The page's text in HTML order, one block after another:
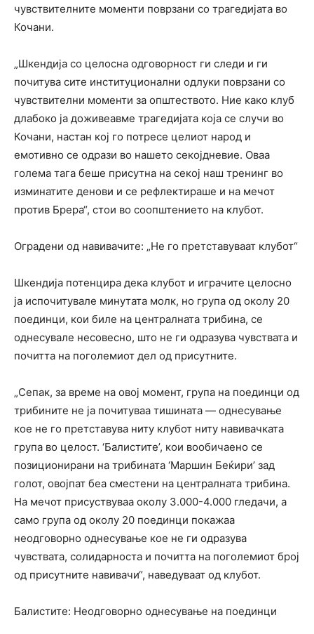
чувствителните моменти поврзани со трагедијата во
Кочани.
„Шкендија со целосна одговорност ги следи и ги
почитува сите институционални одлуки поврзани со
чувствителни моменти за општеството. Ние како клуб
длабоко ја доживеавме трагедијата која се случи во
Кочани, настан кој го потресе целиот народ и
емотивно се одрази во нашето секојдневие. Оваа
голема тага беше присутна на секој наш тренинг во
изминатите денови и се рефлектираше и на мечот
против Брера“, стои во соопштението на клубот.
Оградени од навивачите: „Не го претставуваат клубот“
Шкендија потенцира дека клубот и играчите целосно
ја испочитувале минутата молк, но група од околу 20
поединци, кои биле на централната трибина, се
однесувале несовесно, што не ги одразува чувствата и
почитта на поголемиот дел од присутните.
„Сепак, за време на овој момент, група на поединци од
трибините не ја почитуваа тишината — однесување
кое не го претставува ниту клубот ниту навивачката
група во целост. ‘Балистите’, кои вообичаено се
позиционирани на трибината ‘Маршин Беќири’ зад
голот, овојпат беа сместени на централната трибина.
На мечот присуствуваа околу 3.000-4.000 гледачи, а
само група од околу 20 поединци покажаа
неодговорно однесување кое не ги одразува
чувствата, солидарноста и почитта на поголемиот број
од присутните навивачи“, наведуваат од клубот.
Балистите: Неодговорно однесување на поединци